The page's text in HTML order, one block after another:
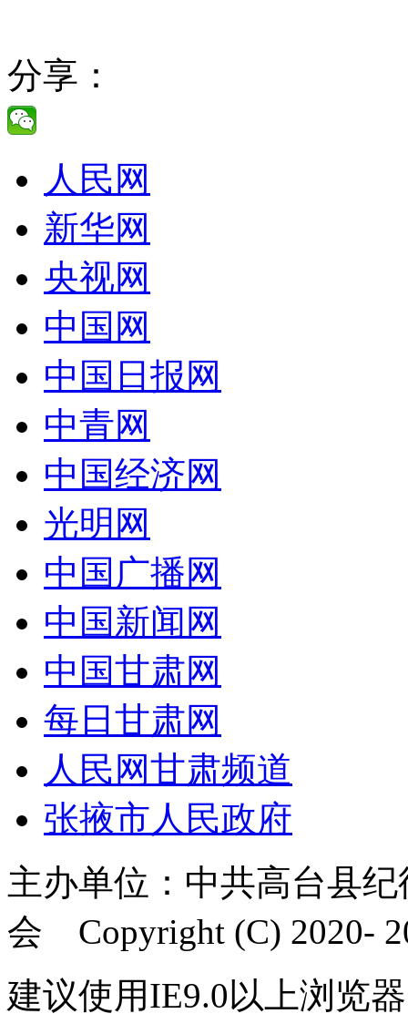
分享：
人民网
新华网
央视网
中国网
中国日报网
中青网
中国经济网
光明网
中国广播网
中国新闻网
中国甘肃网
每日甘肃网
人民网甘肃频道
张掖市人民政府
主办单位：中共高台县
会 Copyright (C) 2020-
建议使用IE9.0以上浏览